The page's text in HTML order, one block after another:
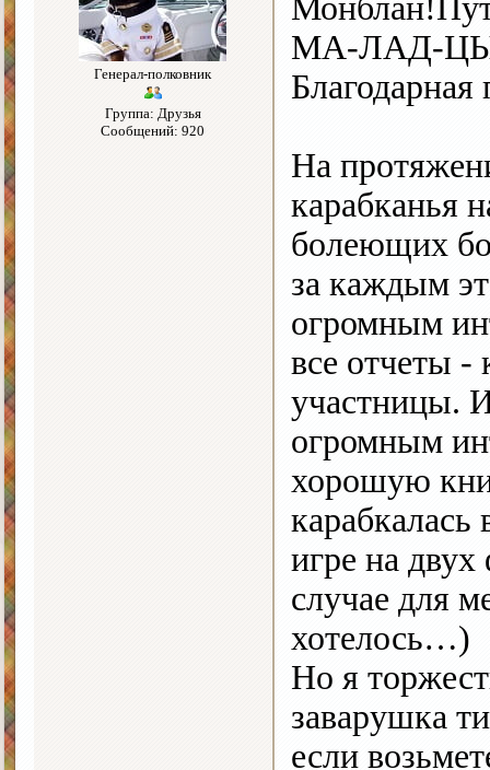
Генерал-полковник
Группа: Друзья
Сообщений: 920
МА-ЛАД-
На
карабканья
болеющих
за каждым
огромным
все отчеты -
участницы.
огромным
хорошую
карабкалась
игре на
случае для
хотелось…)
Но я
заварушка
если